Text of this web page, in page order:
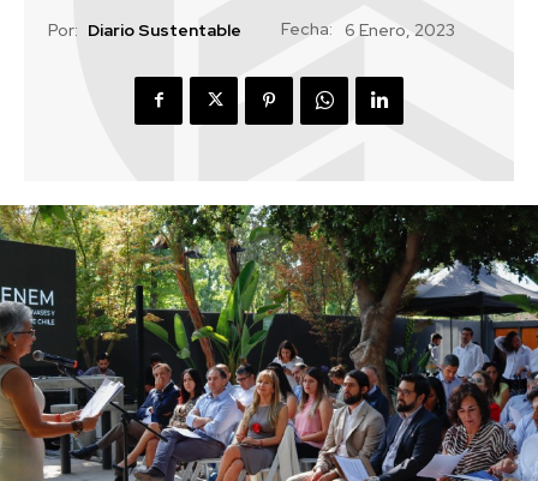
Por: Diario Sustentable Fecha: 6 Enero, 2023